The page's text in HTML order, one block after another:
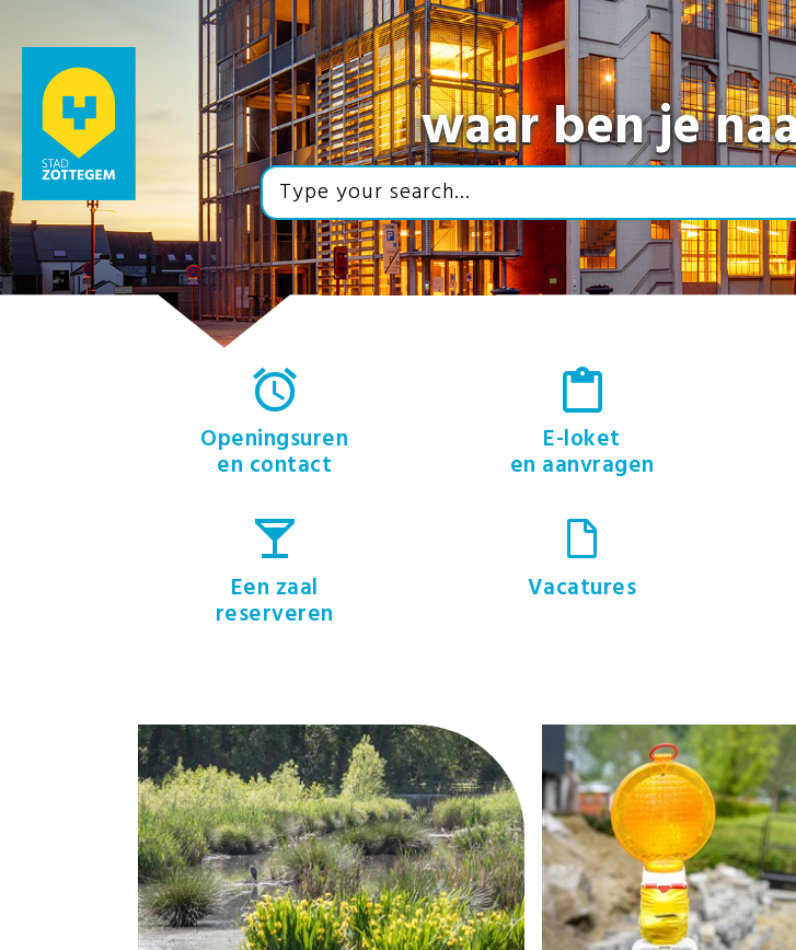
waar ben je
Openingsuren
en contact
E-loket
en aanvragen
Een zaal
reserveren
Vacatures